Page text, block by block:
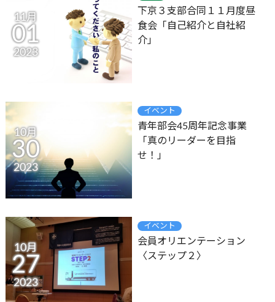
11月
01
2023
下京３支部合同１１月度昼
食会「自己紹介と自社紹
介」
10月
30
2023
イベント
青年部会45周年記念事業
「真のリーダーを目指
せ！」
10月
27
2023
イベント
会員オリエンテーション
〈ステップ２〉